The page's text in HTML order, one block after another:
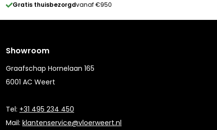
Gratis thuisbezorgdvanaf €950
Showroom
Graafschap Hornelaan 165
6001 AC Weert
Tel: +31 495 234 450
Mail: klantenservice@vloerweert.nl